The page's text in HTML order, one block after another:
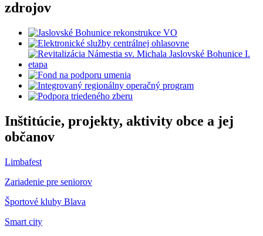
zdrojov
Inštitúcie, projekty, aktivity obce a jej
občanov
Limbafest
Zariadenie pre seniorov
Športové kluby Blava
Smart city